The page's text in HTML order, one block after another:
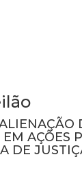
AÇÕES
DE